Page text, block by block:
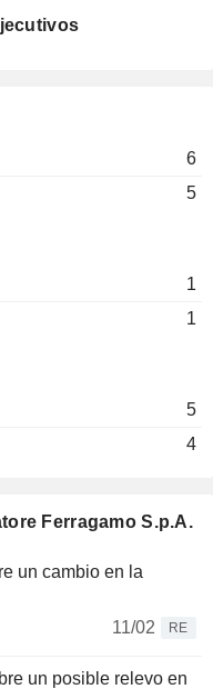
Ferragamo S.p.A.
un cambio en la
11/02
RE
un posible relevo en
6
5
1
1
5
4